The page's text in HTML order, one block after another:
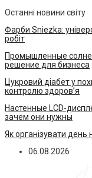
Останні новини світу
Фарби Sniezka:
робіт
Промышленные
решение для бизнеса
Цукровий діабет у
контролю здоров’я
Настенные LCD-
зачем они нужны
Як організувати день
06.08.2026